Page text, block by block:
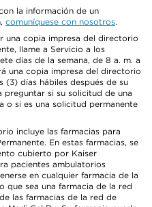
la información de un
comuníquese con nosotros.
una copia impresa del directorio
llame a Servicio a los
días de la semana, de 8 a. m. a
una copia impresa del directorio
días hábiles después de su
preguntar si su solicitud de una
o si es una solicitud permanente
incluye las farmacias para
En estas farmacias, se
cubierto por Kaiser
pacientes ambulatorios
en cualquier farmacia de la
que sea una farmacia de la red
las farmacias de la red de